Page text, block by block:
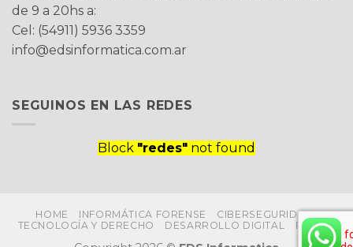
de 9 a 20hs a:
Cel: (54911) 5936 3359
info@edsinformatica.com.ar
SEGUINOS EN LAS REDES
Block "redes" not found
HOME INFORMÁTICA FORENSE
CIBERSEGURIDAD
TECNOLOGÍA Y DERECHO
DESARROLLO DIGITAL PRENSA